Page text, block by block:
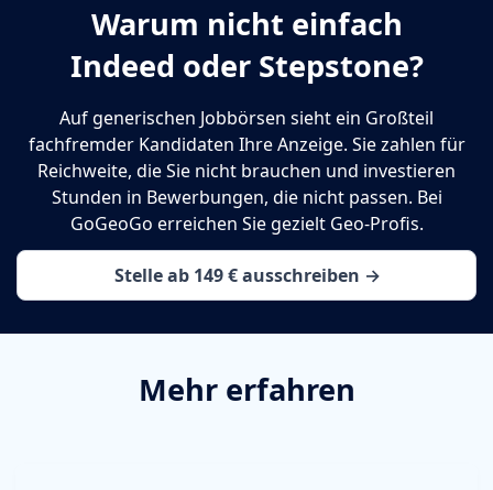
Warum nicht einfach
Indeed oder Stepstone?
Auf generischen Jobbörsen sieht ein Großteil
fachfremder Kandidaten Ihre Anzeige. Sie zahlen für
Reichweite, die Sie nicht brauchen und investieren
Stunden in Bewerbungen, die nicht passen. Bei
GoGeoGo erreichen Sie gezielt Geo-Profis.
Stelle ab 149 € ausschreiben →
Mehr erfahren